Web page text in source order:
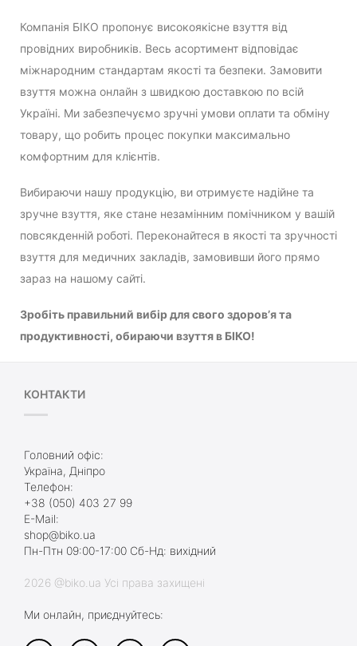
Компанія БІКО пропонує високоякісне взуття від
провідних виробників. Весь асортимент відповідає
міжнародним стандартам якості та безпеки. Замовити
взуття можна онлайн з швидкою доставкою по всій
Україні. Ми забезпечуємо зручні умови оплати та обміну
товару, що робить процес покупки максимально
комфортним для клієнтів.
Вибираючи нашу продукцію, ви отримуєте надійне та
зручне взуття, яке стане незамінним помічником у вашій
повсякденній роботі. Переконайтеся в якості та зручності
взуття для медичних закладів, замовивши його прямо
зараз на нашому сайті.
Зробіть правильний вибір для свого здоров’я та
продуктивності, обираючи взуття в БІКО!
КОНТАКТИ
Головний офіс:
Україна, Дніпро
Телефон:
+38 (050) 403 27 99
E-Mail:
shop@biko.ua
Пн-Птн 09:00-17:00 Сб-Нд: вихідний
2026 @biko.ua Усі права захищені
Ми онлайн, приєднуйтесь: